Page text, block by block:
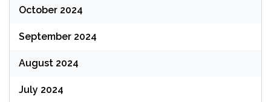
October 2024
September 2024
August 2024
July 2024